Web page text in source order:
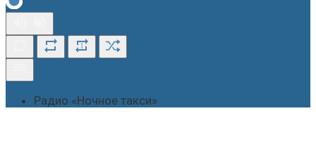
1
Радио «Ночное такси»